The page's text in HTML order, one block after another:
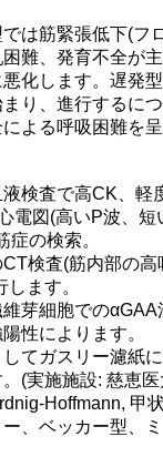
は筋緊張低下(フ
難、発育不全が
化します。遅発
り、進行するに
よる呼吸困難を
液検査で高CK、軽
電図(高いP波、
の検索。
検査(筋内部の
ます。
芽細胞での
性によります。
てガスリー濾紙
(実施施設: 慈恵
Hoffmann, 甲
、ベッカー型、